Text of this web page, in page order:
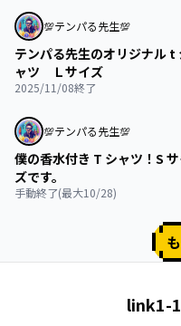
終了💯テンパる先生💯
テンパる先生のオリジナル t
ャツ Ｌサイズ
2025/11/08終了
終了💯テンパる先生💯
僕の香水付き T シャツ！S
ズです。
手動終了(最大10/28)
link1-